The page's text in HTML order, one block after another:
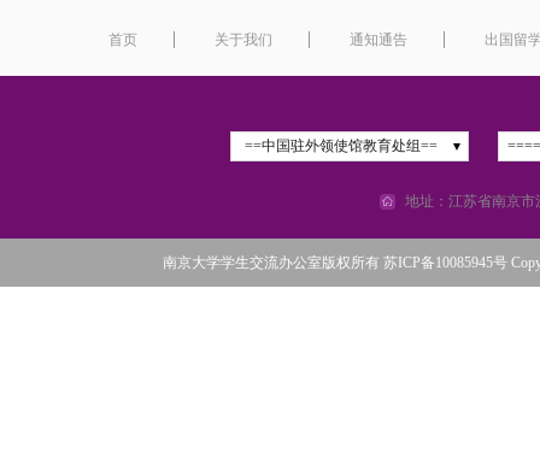
首页 关于我们 通知通告 出国留
==中国驻外领使馆教育处组==
地址：江苏省南京市
南京大学学生交流办公室版权所有 苏ICP备10085945号